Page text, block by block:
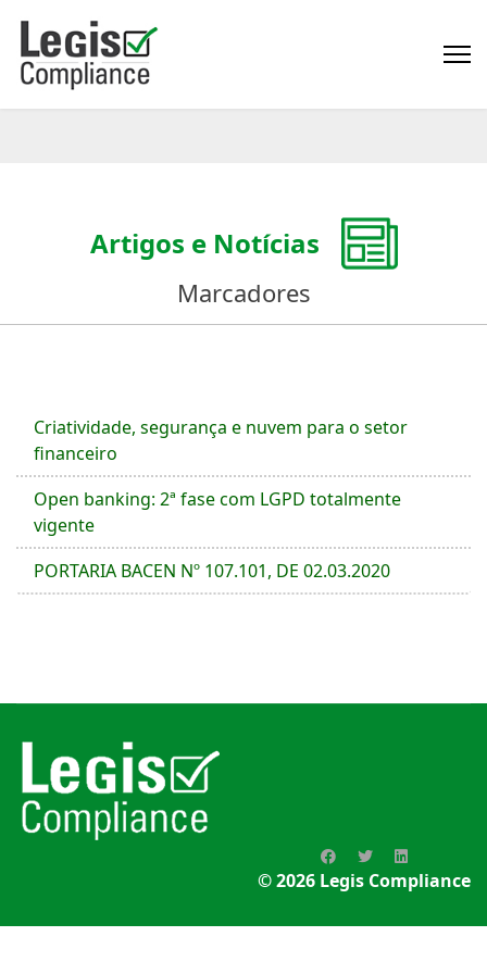
Artigos e Notícias
Marcadores
Criatividade, segurança e nuvem para o setor
financeiro
Open banking: 2ª fase com LGPD totalmente
vigente
PORTARIA BACEN Nº 107.101, DE 02.03.2020
© 2026 Legis Compliance